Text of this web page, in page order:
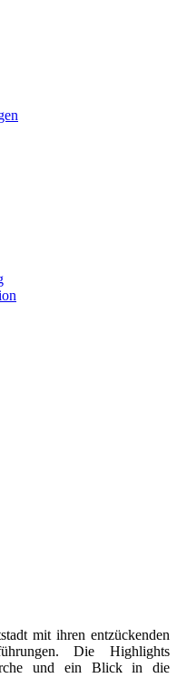
mit ihren entzückenden
Die Highlights
und ein Blick in die